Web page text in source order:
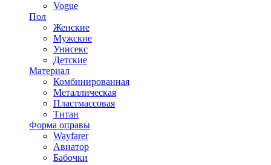
Vogue
Пол
Женские
Мужские
Унисекс
Детские
Материал
Комбинированная
Металлическая
Пластмассовая
Титан
Форма оправы
Wayfarer
Авиатор
Бабочки